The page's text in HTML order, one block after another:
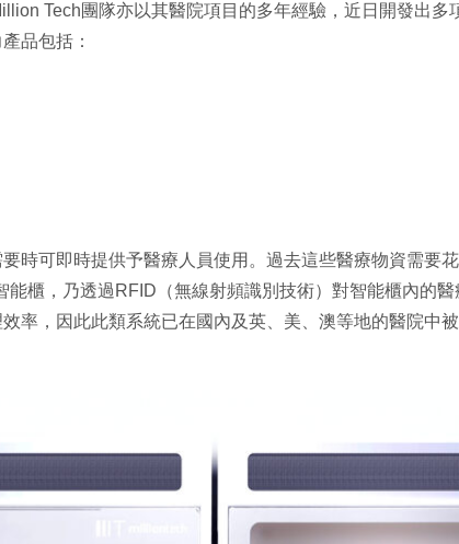
Tech團隊亦以其醫院項目的多年經驗，近日開發出多
品包括：
時可即時提供予醫療人員使用。過去這些醫療物資需要
櫃，乃透過RFID（無線射頻識別技術）對智能櫃內的醫
率，因此此類系統已在國內及英、美、澳等地的醫院中